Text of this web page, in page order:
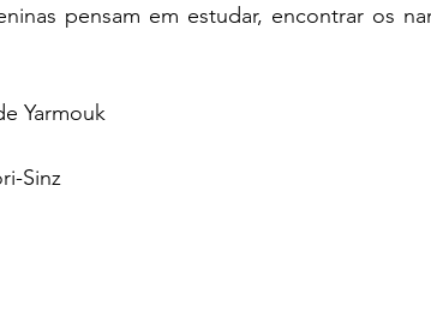
pensam em estudar, encontrar os
Yarmouk
Sinz